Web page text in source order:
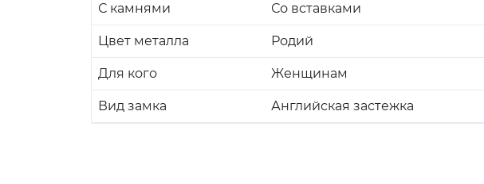
С камнями Со вставками
Цвет металла Родий
Для кого Женщинам
Вид замка Английская застежка